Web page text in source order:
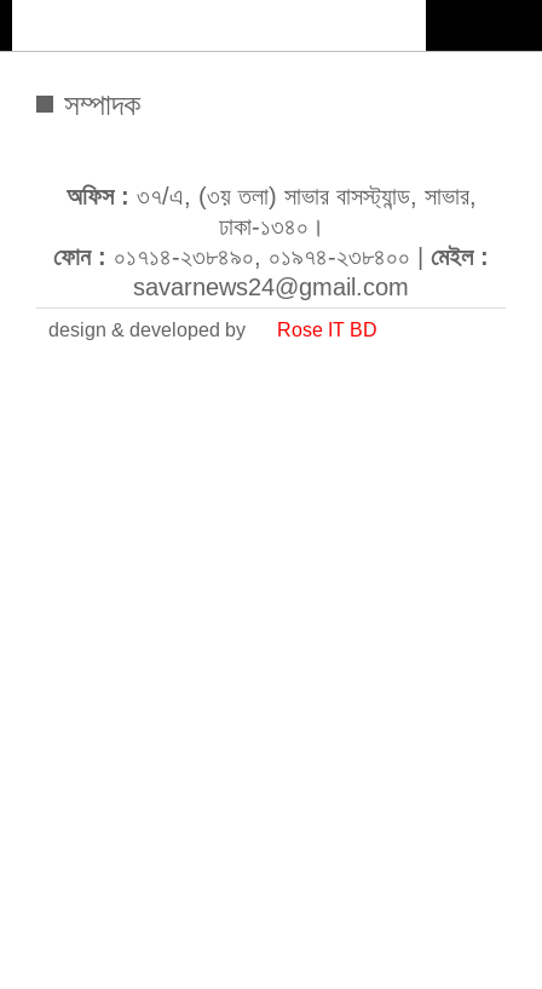
সম্পাদক
অফিস : ৩৭/এ, (৩য় তলা) সাভার বাসস্ট্যান্ড, সাভার,
ঢাকা-১৩৪০।
ফোন : ০১৭১৪-২৩৮৪৯০, ০১৯৭৪-২৩৮৪০০ | মেইল :
savarnews24@gmail.com
design & developed by Rose IT BD